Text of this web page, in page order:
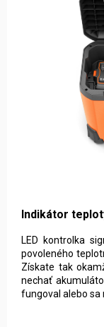
Indikátor
LED kontrolka
povoleného
Získate tak
nechať
fungoval alebo sa